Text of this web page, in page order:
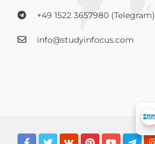
+49 1522 3657980 (Telegram)
info@studyinfocus.com